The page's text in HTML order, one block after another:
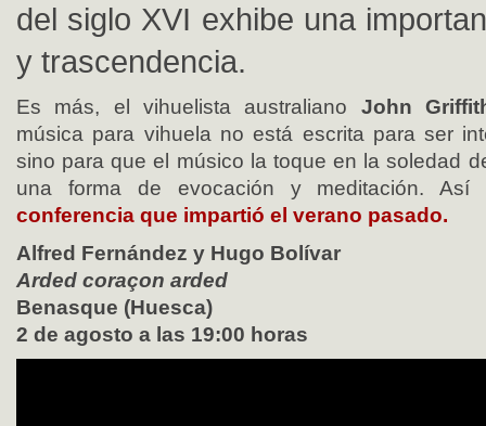
del siglo XVI exhibe una
y trascendencia.
Es más, el vihuelista australiano John
música para vihuela no está escrita para ser
sino para que el músico la toque en la soledad
una forma de evocación y meditación.
conferencia que impartió el verano pasado.
Alfred Fernández y Hugo Bolívar
Arded coraçon arded
Benasque (Huesca)
2 de agosto a las 19:00 horas